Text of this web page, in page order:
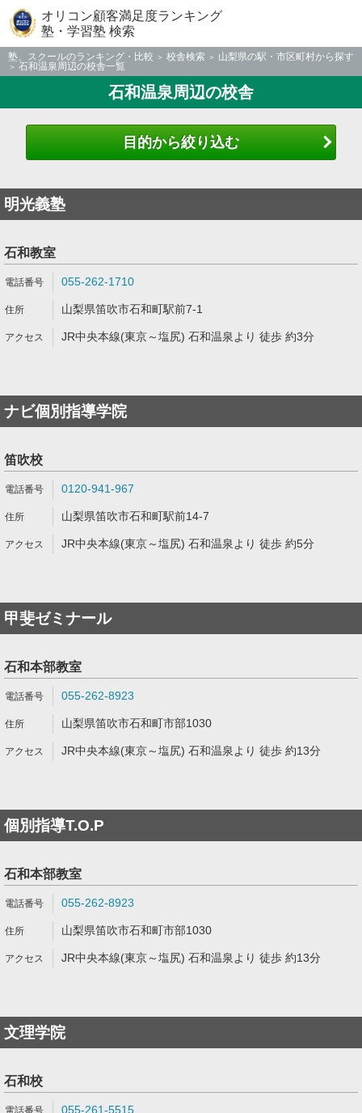
オリコン顧客満足度ランキング
塾・学習塾 検索
塾、スクールのランキング・比較 校舎検索
山梨県の駅・市区町村から探す
石和温泉周辺の校舎一覧
石和温泉周辺の校舎
目的から絞り込む
明光義塾
石和教室
055-262-1710
山梨県笛吹市石和町駅前7-1
JR中央本線(東京～塩尻) 石和温泉より 徒歩 約3分
ナビ個別指導学院
笛吹校
0120-941-967
山梨県笛吹市石和町駅前14-7
JR中央本線(東京～塩尻) 石和温泉より 徒歩 約5分
甲斐ゼミナール
石和本部教室
055-262-8923
山梨県笛吹市石和町市部1030
JR中央本線(東京～塩尻) 石和温泉より 徒歩 約13分
個別指導T.O.P
石和本部教室
055-262-8923
山梨県笛吹市石和町市部1030
JR中央本線(東京～塩尻) 石和温泉より 徒歩 約13分
文理学院
石和校
055-261-5515